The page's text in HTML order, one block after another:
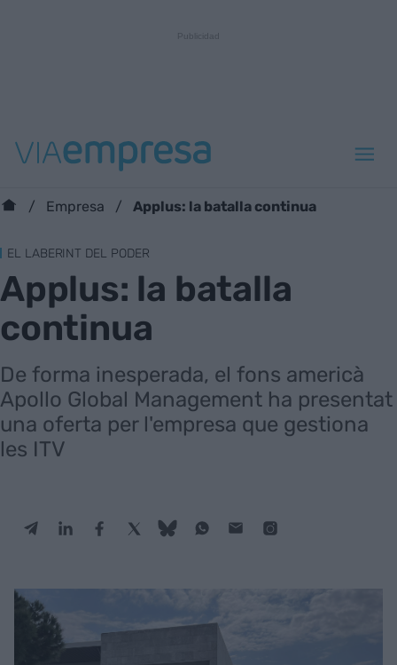
Empresa Applus: la batalla continua
EL LABERINT DEL PODER
Applus: la batalla
continua
De forma inesperada, el fons americà
Apollo Global Management ha presentat
una oferta per l'empresa que gestiona
les ITV